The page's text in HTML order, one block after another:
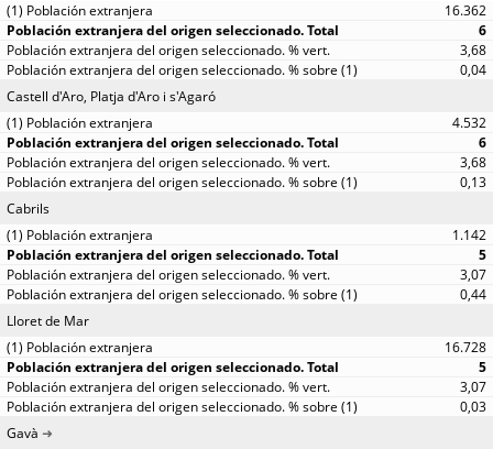
16.362
6
3,68
0,04
Castell d'Aro, Platja d'Aro i s'Agaró
4.532
6
3,68
0,13
Cabrils
1.142
5
3,07
0,44
Lloret de Mar
16.728
5
3,07
0,03
Gavà